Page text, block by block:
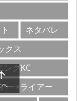
ネタバレ
クス
ングKC
ー×ライアー
へ